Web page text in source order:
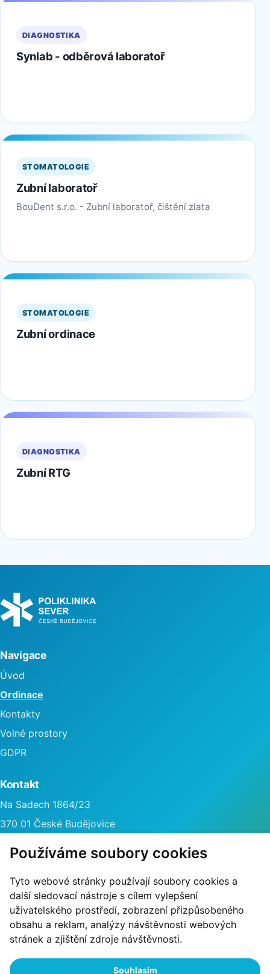
Používáme soubory cookies
Tyto webové stránky používají soubory cookies a
další sledovací nástroje s cílem vylepšení
uživatelského prostředí, zobrazení přizpůsobeného
obsahu a reklam, analýzy návštěvnosti webových
stránek a zjištění zdroje návštěvnosti.
Souhlasím
DIAGNOSTIKA
Synlab - odběrová laboratoř
STOMATOLOGIE
Zubní laboratoř
BouDent s.r.o. - Zubní laboratoř, čištění zlata
STOMATOLOGIE
Zubní ordinace
DIAGNOSTIKA
Zubní RTG
Navigace
Úvod
Ordinace
Kontakty
Volné prostory
GDPR
Kontakt
Na Sadech 1864/23
370 01 České Budějovice